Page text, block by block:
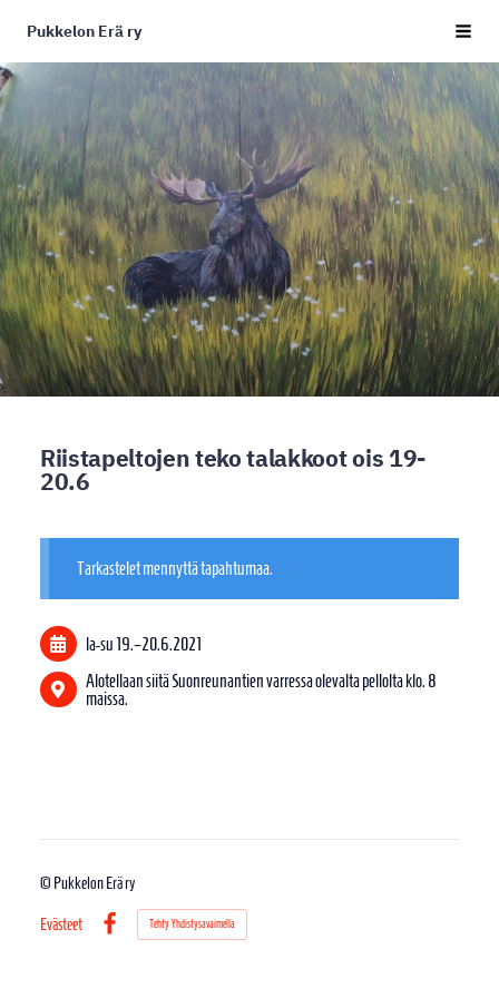
sivun
Pukkelon Erä ry Haku
Riistapeltojen teko talakkoot ois 19-
20.6
Tarkastelet mennyttä tapahtumaa.
la-su 19.–20.6.2021
Alotellaan siitä Suonreunantien varressa olevalta pellolta klo. 8
maissa.
© Pukkelon Erä ry
Evästeet
Facebook
Tehty Yhdistysavaimella